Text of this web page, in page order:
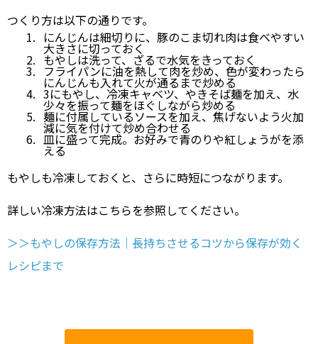
つくり方は以下の通りです。
にんじんは細切りに、豚のこま切れ肉は食べやすい
大きさに切っておく
もやしは洗って、ざるで水気をきっておく
フライパンに油を熱して肉を炒め、色が変わったら
にんじんも入れて火が通るまで炒める
3にもやし、冷凍キャベツ、やきそば麺を加え、水
少々を振って麺をほぐしながら炒める
麺に付属しているソースを加え、焦げないよう火加
減に気を付けて炒め合わせる
皿に盛って完成。お好みで青のりや紅しょうがを添
える
もやしも冷凍しておくと、さらに時短につながります。
詳しい冷凍方法はこちらを参照してください。
＞＞もやしの保存方法｜長持ちさせるコツから保存が効く
レシピまで